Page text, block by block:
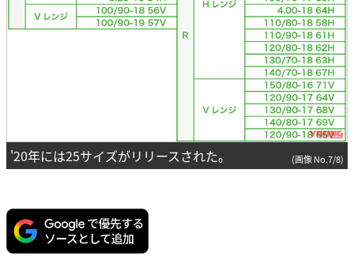
'20年には25サイズがリリースされた。 (画像 No.7/8)